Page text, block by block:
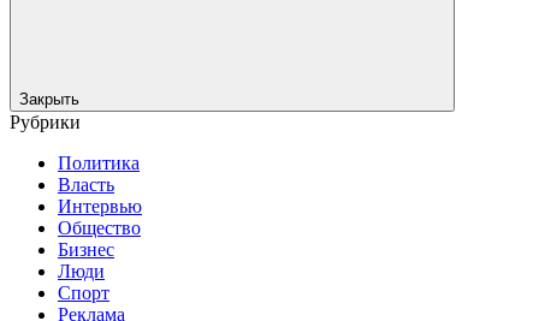
Закрыть
Рубрики
Политика
Власть
Интервью
Общество
Бизнес
Люди
Спорт
Реклама